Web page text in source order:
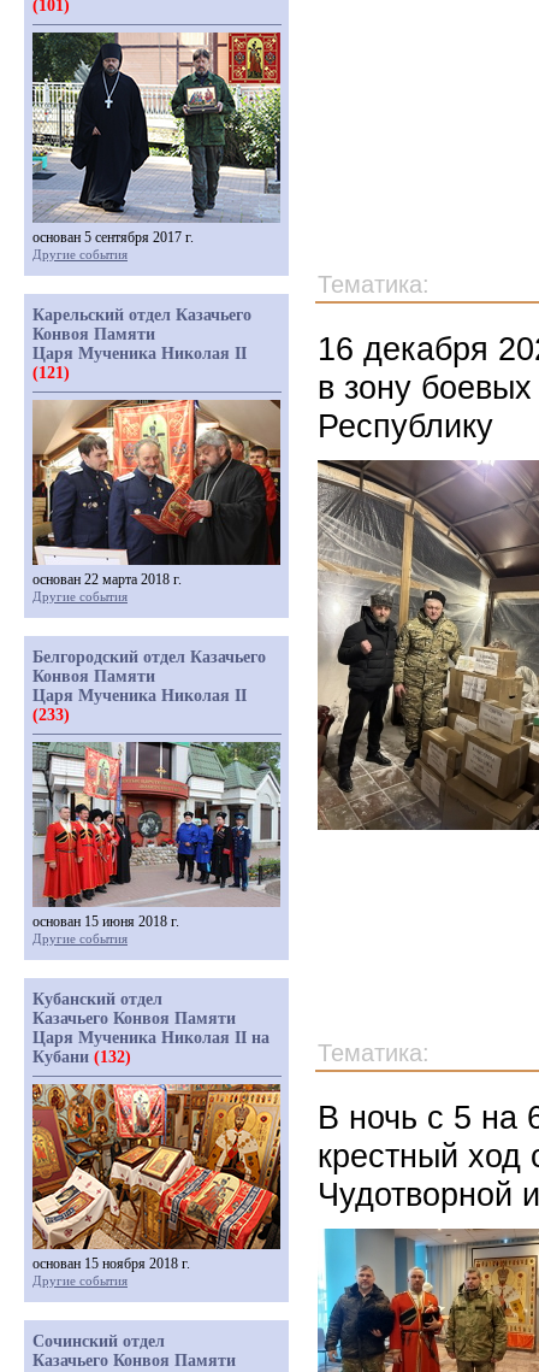
Тематика:
16 декабря
в зону
Республику
Тематика:
В ночь с 5 на
крестный ход
Чудотворной
(101)
основан 5 сентября 2017 г.
Другие события
Карельский отдел Казачьего
Конвоя Памяти
Царя Мученика Николая II
(121)
основан 22 марта 2018 г.
Другие события
Белгородский отдел Казачьего
Конвоя Памяти
Царя Мученика Николая II
(233)
основан 15 июня 2018 г.
Другие события
Кубанский отдел
Казачьего Конвоя Памяти
Царя Мученика Николая II на
Кубани (132)
основан 15 ноября 2018 г.
Другие события
Сочинский отдел
Казачьего Конвоя Памяти